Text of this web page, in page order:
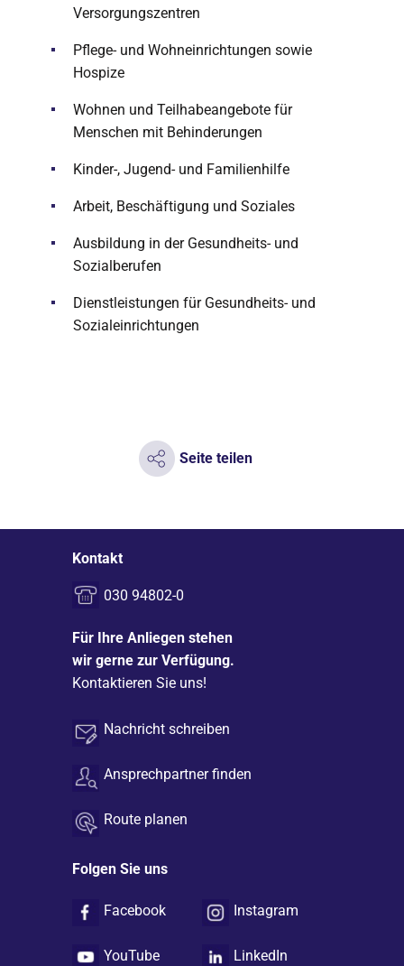
Versorgungszentren
Pflege- und Wohneinrichtungen sowie
Hospize
Wohnen und Teilhabeangebote für
Menschen mit Behinderungen
Kinder-, Jugend- und Familienhilfe
Arbeit, Beschäftigung und Soziales
Ausbildung in der Gesundheits- und
Sozialberufen
Dienstleistungen für Gesundheits- und
Sozialeinrichtungen
Seite teilen
Kontakt
030 94802-0
Für Ihre Anliegen stehen
wir gerne zur Verfügung.
Kontaktieren Sie uns!
Nachricht schreiben
Ansprechpartner finden
Route planen
Folgen Sie uns
Facebook Instagram
YouTube LinkedIn